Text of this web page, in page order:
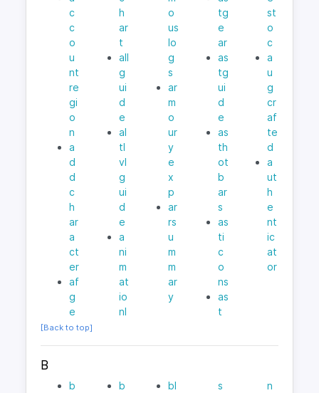
c
c
o
u
nt
re
gi
o
n
a
d
d
c
h
ar
a
ct
er
af
g
e
h
ar
t
all
g
ui
d
e
al
tl
vl
g
ui
d
e
a
ni
m
at
io
nl
o
us
lo
g
s
ar
m
o
ur
y
e
x
p
ar
rs
u
m
m
ar
y
tg
e
ar
as
tg
ui
d
e
as
th
ot
b
ar
s
as
ti
c
o
ns
as
t
st
o
c
a
u
g
cr
af
te
d
a
ut
h
e
nt
ic
at
or
[Back to top]
B
b
b
bl
s
n